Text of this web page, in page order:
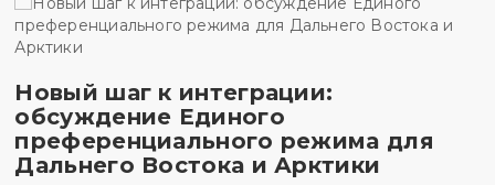
Новый шаг к интеграции:
обсуждение Единого
преференциального режима для
Дальнего Востока и Арктики